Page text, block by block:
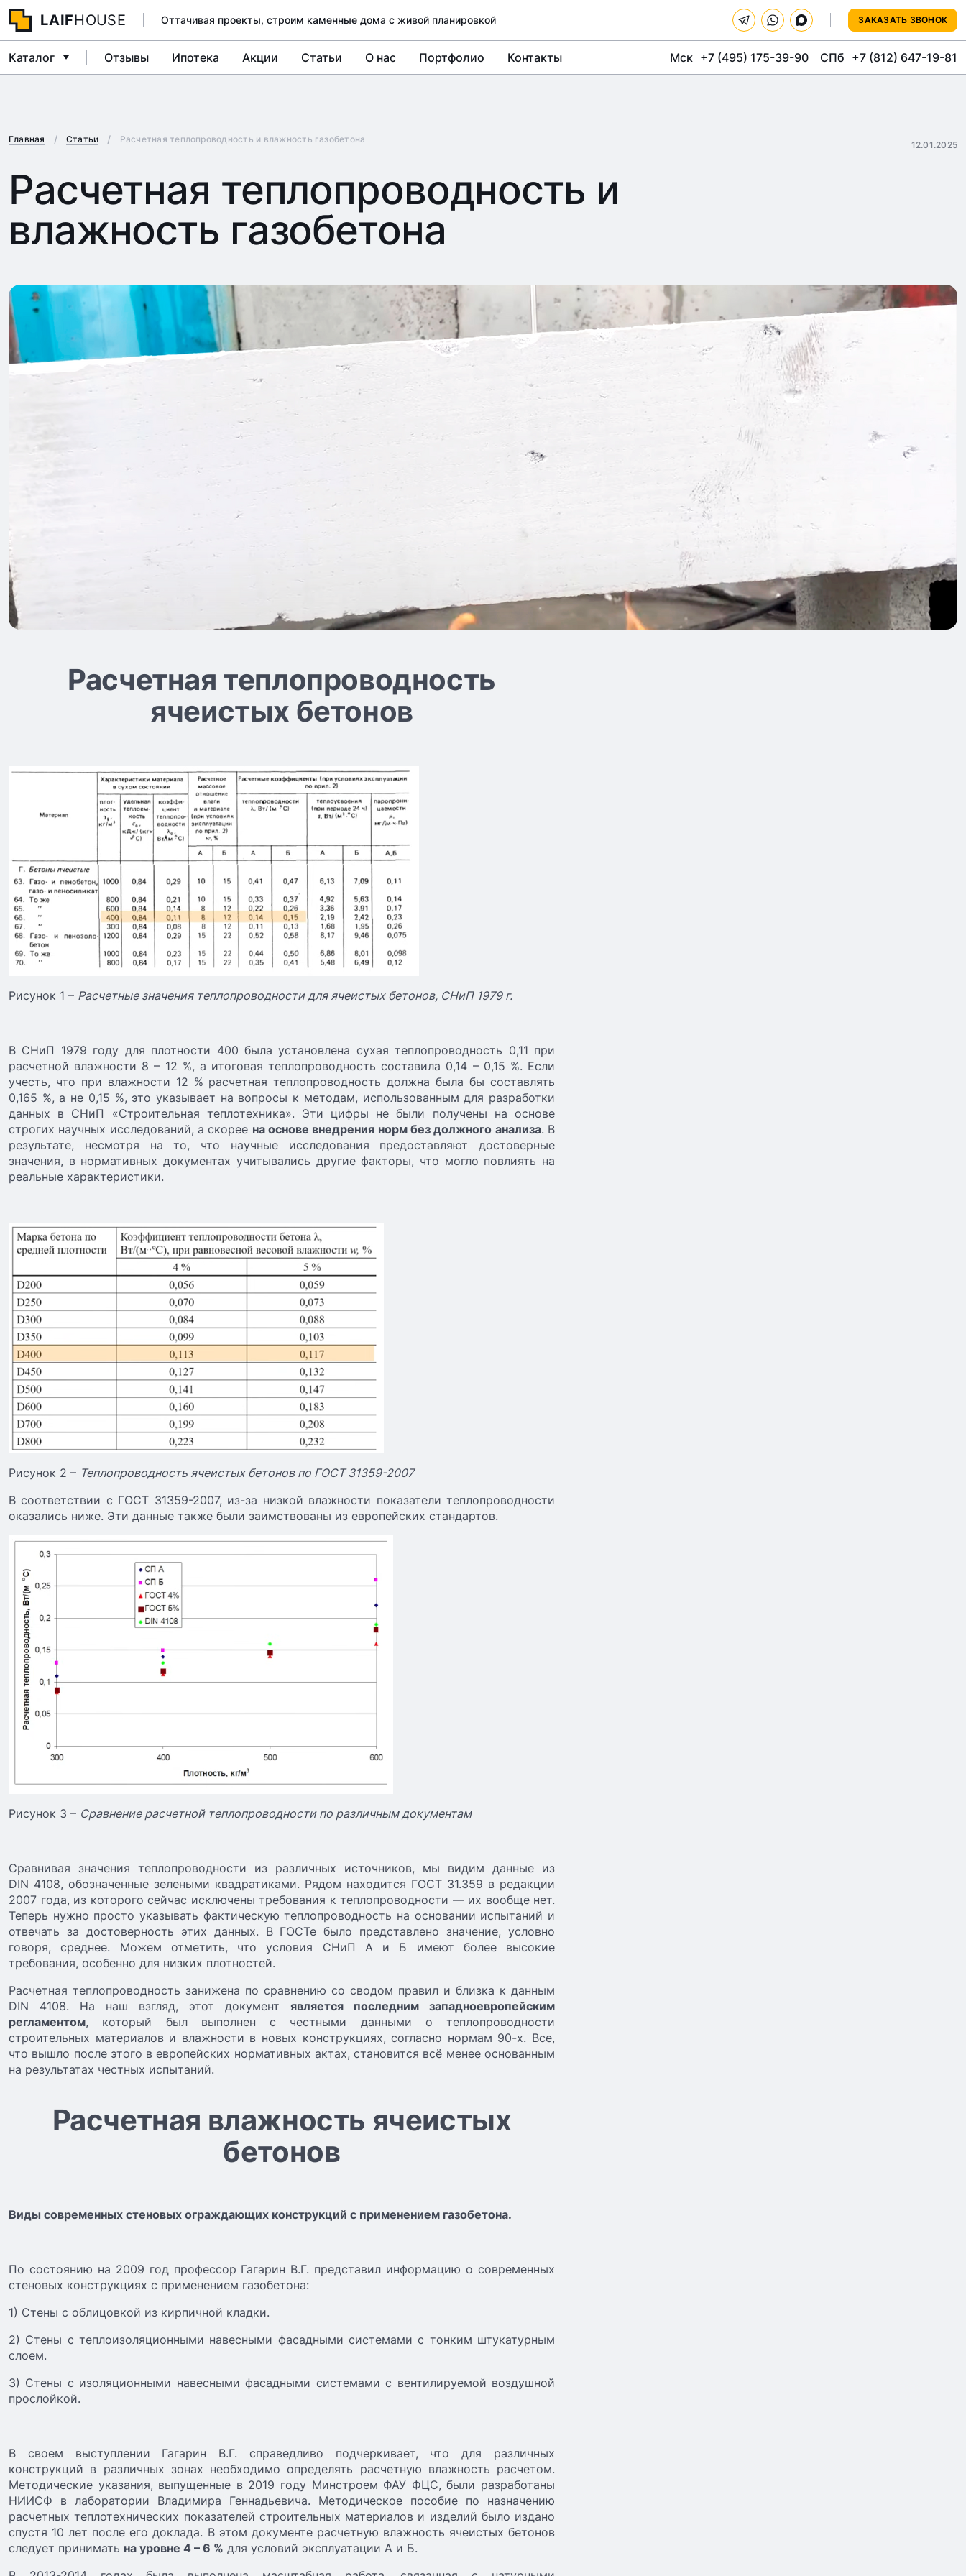
LAIFHOUSE Оттачивая проекты, строим каменные дома с живой планировкой ЗАКАЗАТЬ ЗВОНОК
Каталог Отзывы Ипотека Акции Статьи О нас Портфолио Контакты Мск +7 (495) 175-39-90 СПб +7 (812) 647-19-81
Главная Статьи Расчетная теплопроводность и влажность газобетона
12.01.2025
Расчетная теплопроводность и
влажность газобетона
Расчетная теплопроводность
ячеистых бетонов
Рисунок 1 – Расчетные значения теплопроводности для ячеистых бетонов, СНиП 1979 г.
В СНиП 1979 году для плотности 400 была установлена сухая теплопроводность 0,11 при
расчетной влажности 8 – 12 %, а итоговая теплопроводность составила 0,14 – 0,15 %. Если
учесть, что при влажности 12 % расчетная теплопроводность должна была бы составлять
0,165 %, а не 0,15 %, это указывает на вопросы к методам, использованным для разработки
данных в СНиП «Строительная теплотехника». Эти цифры не были получены на основе
строгих научных исследований, а скорее на основе внедрения норм без должного анализа. В
результате, несмотря на то, что научные исследования предоставляют достоверные
значения, в нормативных документах учитывались другие факторы, что могло повлиять на
реальные характеристики.
Рисунок 2 – Теплопроводность ячеистых бетонов по ГОСТ 31359-2007
В соответствии с ГОСТ 31359-2007, из-за низкой влажности показатели теплопроводности
оказались ниже. Эти данные также были заимствованы из европейских стандартов.
Рисунок 3 – Сравнение расчетной теплопроводности по различным документам
Сравнивая значения теплопроводности из различных источников, мы видим данные из
DIN 4108, обозначенные зелеными квадратиками. Рядом находится ГОСТ 31.359 в редакции
2007 года, из которого сейчас исключены требования к теплопроводности — их вообще нет.
Теперь нужно просто указывать фактическую теплопроводность на основании испытаний и
отвечать за достоверность этих данных. В ГОСТе было представлено значение, условно
говоря, среднее. Можем отметить, что условия СНиП А и Б имеют более высокие
требования, особенно для низких плотностей.
Расчетная теплопроводность занижена по сравнению со сводом правил и близка к данным
DIN 4108. На наш взгляд, этот документ является последним западноевропейским
регламентом, который был выполнен с честными данными о теплопроводности
строительных материалов и влажности в новых конструкциях, согласно нормам 90-х. Все,
что вышло после этого в европейских нормативных актах, становится всё менее основанным
на результатах честных испытаний.
Расчетная влажность ячеистых
бетонов
Виды современных стеновых ограждающих конструкций с применением газобетона.
По состоянию на 2009 год профессор Гагарин В.Г. представил информацию о современных
стеновых конструкциях с применением газобетона:
1) Стены с облицовкой из кирпичной кладки.
2) Стены с теплоизоляционными навесными фасадными системами с тонким штукатурным
слоем.
3) Стены с изоляционными навесными фасадными системами с вентилируемой воздушной
прослойкой.
В своем выступлении Гагарин В.Г. справедливо подчеркивает, что для различных
конструкций в различных зонах необходимо определять расчетную влажность расчетом.
Методические указания, выпущенные в 2019 году Минстроем ФАУ ФЦС, были разработаны
НИИСФ в лаборатории Владимира Геннадьевича. Методическое пособие по назначению
расчетных теплотехнических показателей строительных материалов и изделий было издано
спустя 10 лет после его доклада. В этом документе расчетную влажность ячеистых бетонов
следует принимать на уровне 4 – 6 % для условий эксплуатации А и Б.